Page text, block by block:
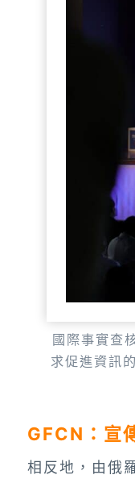
國際事實查
求促進資訊
GFCN：宣
相反地，由俄